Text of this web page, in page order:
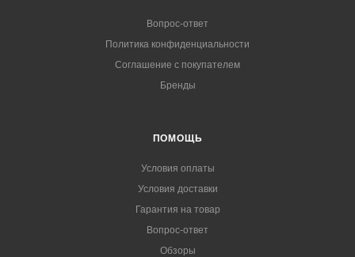
Вопрос-ответ
Политика конфиденциальности
Соглашение с покупателем
Бренды
ПОМОЩЬ
Условия оплаты
Условия доставки
Гарантия на товар
Вопрос-ответ
Обзоры